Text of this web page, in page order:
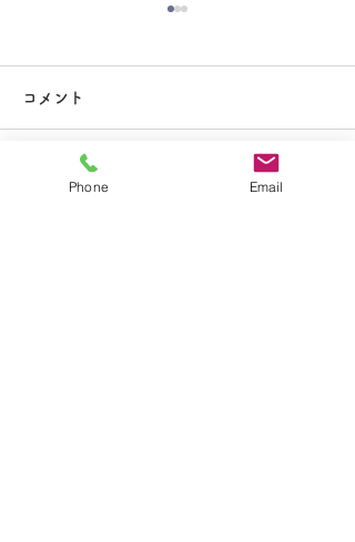
夏休み期間中のお知らせ
コメント
コメントを追加…
Phone Email